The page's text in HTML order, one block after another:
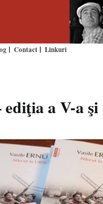
Contact Linkuri
a V-a